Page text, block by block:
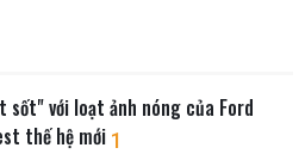
sốt" với loạt ảnh nóng của Ford
thế hệ mới 1